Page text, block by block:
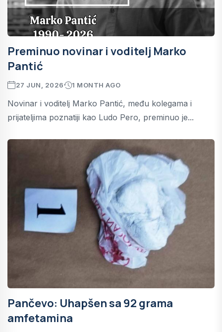
Preminuo novinar i voditelj Marko
Pantić
27 JUN, 2026 1 MONTH AGO
Novinar i voditelj Marko Pantić, među kolegama i
prijateljima poznatiji kao Ludo Pero, preminuo je...
Pančevo: Uhapšen sa 92 grama
amfetamina